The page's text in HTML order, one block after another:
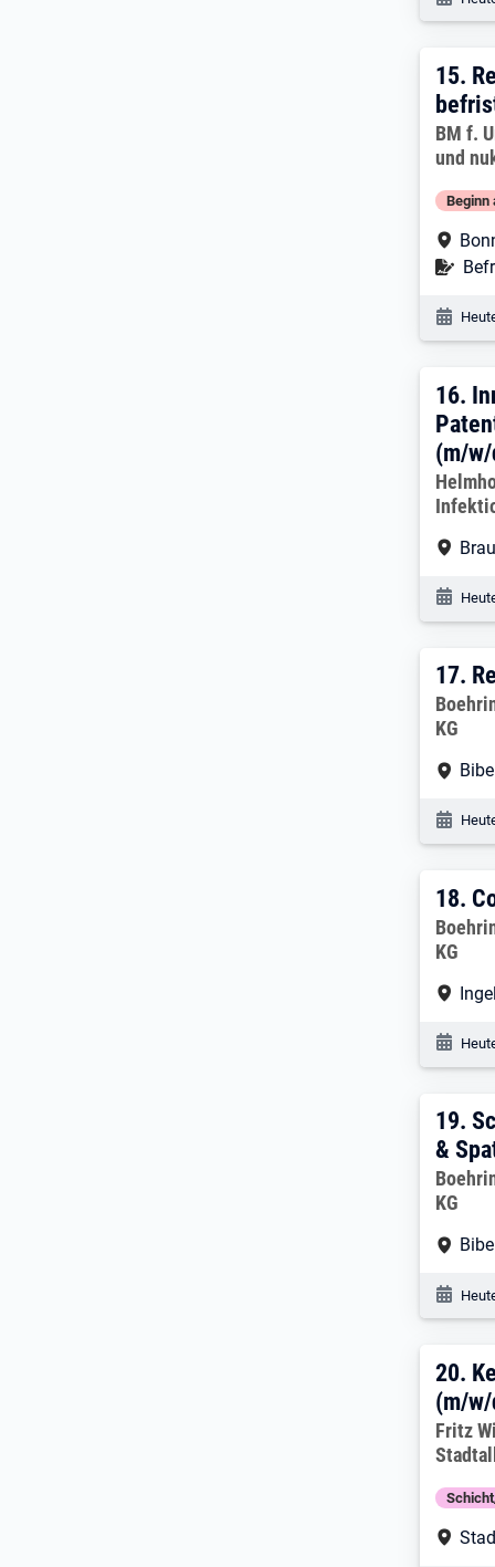
15.
15.
BM f.
und
Beginn
16.
16.
(m/
17.
17.
KG
18.
18.
KG
19.
19.
&
KG
20.
20.
(m/
Fritz